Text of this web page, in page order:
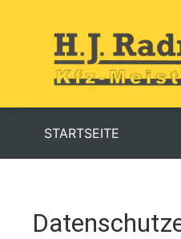
STARTSEITE